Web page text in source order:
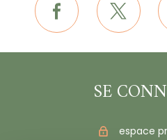
facebook
SE
espace